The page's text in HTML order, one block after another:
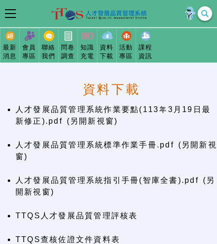
最新
消息
會員
專區
聯絡
我們
問卷
調查
知識
充電
資料
下載
活動
專區
課程
資訊
資料下載
人才發展品質管理系統作業要點(113年3月19日最
新修正).pdf (另開新視窗)
人才發展品質管理系統標準作業手冊.pdf (另開新視
窗)
人才發展品質管理系統指引手冊(智庫全書).pdf (另
開新視窗)
TTQS人才發展品質管理評核表
TTQS查核佐證文件資料表